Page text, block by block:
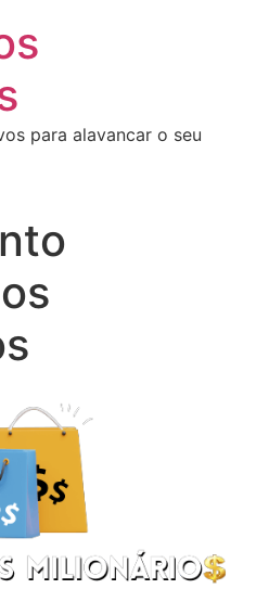
para alavancar o seu